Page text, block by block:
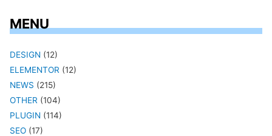
MENU
DESIGN (12)
ELEMENTOR (12)
NEWS (215)
OTHER (104)
PLUGIN (114)
SEO (17)